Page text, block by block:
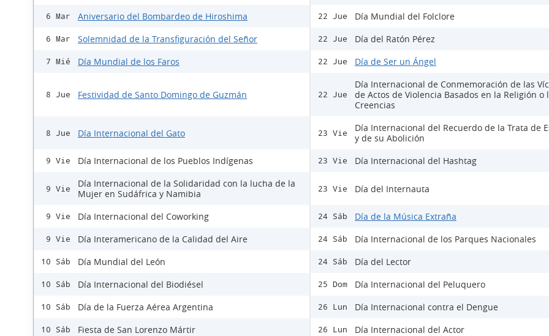
6 Mar Aniversario del Bombardeo de Hiroshima
6 Mar Solemnidad de la Transfiguración del Señor
7 Mié Día Mundial de los Faros
8 Jue Festividad de Santo Domingo de Guzmán
8 Jue Día Internacional del Gato
9 Vie Día Internacional de los Pueblos Indígenas
9 Vie
Día Internacional de la Solidaridad con la lucha de la
Mujer en Sudáfrica y Namibia
9 Vie Día Internacional del Coworking
9 Vie Día Interamericano de la Calidad del Aire
10 Sáb Día Mundial del León
10 Sáb Día Internacional del Biodiésel
10 Sáb Día de la Fuerza Aérea Argentina
10 Sáb Fiesta de San Lorenzo Mártir
22 Jue Día Mundial del Folclore
22 Jue Día del Ratón Pérez
22 Jue Día de Ser un Ángel
22 Jue
Día Internacional de Conmemoración de las
de Actos de Violencia Basados en la Religión o
Creencias
23 Vie
Día Internacional del Recuerdo de la Trata de
y de su Abolición
23 Vie Día Internacional del Hashtag
23 Vie Día del Internauta
24 Sáb Día de la Música Extraña
24 Sáb Día Internacional de los Parques Nacionales
24 Sáb Día del Lector
25 Dom Día Internacional del Peluquero
26 Lun Día Internacional contra el Dengue
26 Lun Día Internacional del Actor